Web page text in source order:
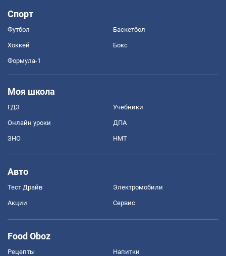
Спорт
Футбол Баскетбол
Хоккей Бокс
Формула-1
Моя школа
ГДЗ Учебники
Онлайн уроки ДПА
ЗНО НМТ
Авто
Тест Драйв Электромобили
Акции Сервис
Food Oboz
Рецепты Напитки